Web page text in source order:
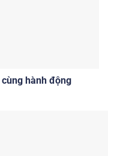
hành động